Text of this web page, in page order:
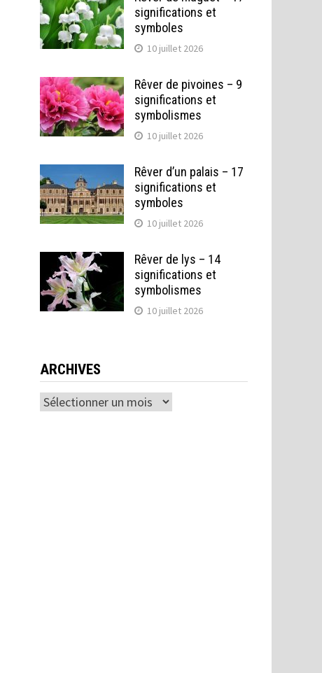
significations et
symboles
10 juillet 2026
Rêver de pivoines – 9
significations et
symbolismes
10 juillet 2026
Rêver d’un palais – 17
significations et
symboles
10 juillet 2026
Rêver de lys – 14
significations et
symbolismes
10 juillet 2026
ARCHIVES
Archives